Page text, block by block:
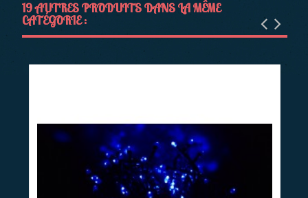
19 AUTRES PRODUITS DANS LA MÊME
CATÉGORIE :